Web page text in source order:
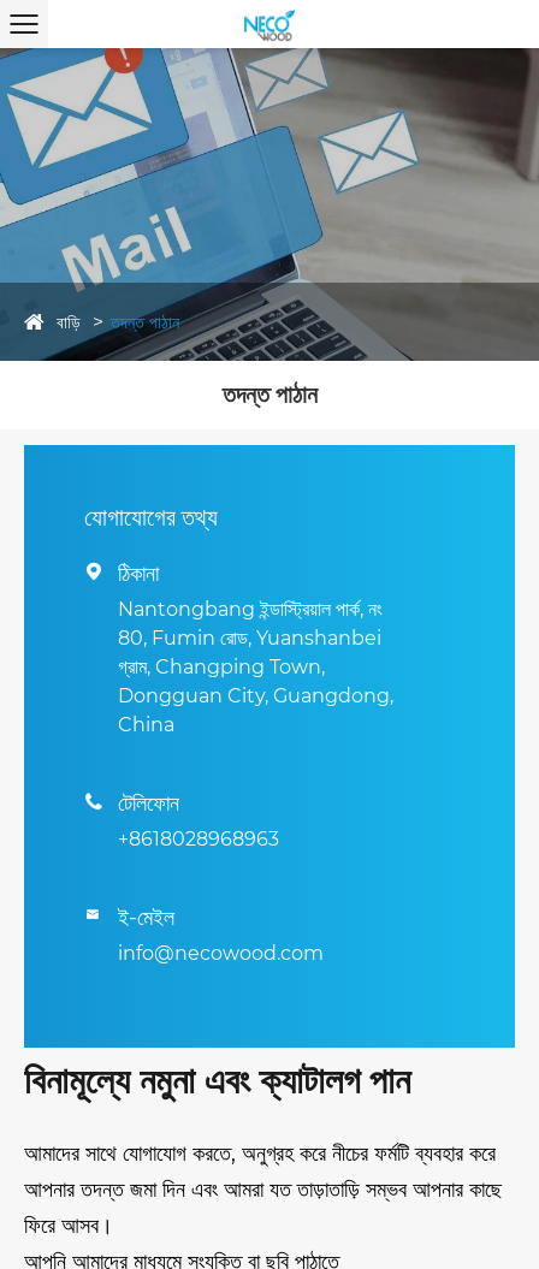
বাড়ি তদন্ত পাঠান
তদন্ত পাঠান
যোগাযোগের তথ্য
 ঠিকানা
Nantongbang ইন্ডাস্ট্রিয়াল পার্ক, নং
80, Fumin রোড, Yuanshanbei
গ্রাম, Changping Town,
Dongguan City, Guangdong,
China
 টেলিফোন
+8618028968963
 ই-মেইল
info@necowood.com
বিনামূল্যে নমুনা এবং ক্যাটালগ পান
আমাদের সাথে যোগাযোগ করতে, অনুগ্রহ করে নীচের ফর্মটি ব্যবহার করে
আপনার তদন্ত জমা দিন এবং আমরা যত তাড়াতাড়ি সম্ভব আপনার কাছে
ফিরে আসব।
আপনি আমাদের মাধ্যমে সংযুক্তি বা ছবি পাঠাতে